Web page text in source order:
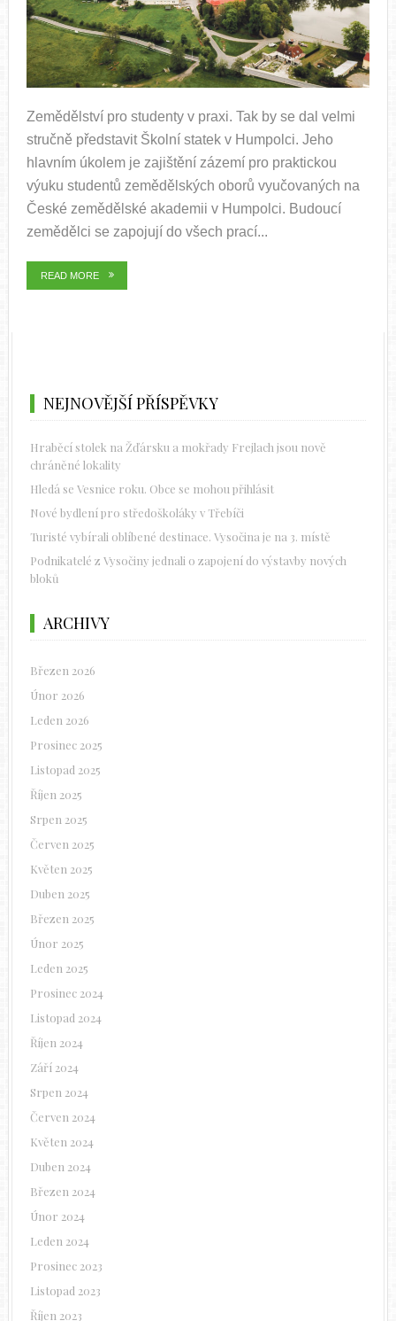
Zemědělství pro studenty v praxi. Tak by se dal velmi
stručně představit Školní statek v Humpolci. Jeho
hlavním úkolem je zajištění zázemí pro praktickou
výuku studentů zemědělských oborů vyučovaných na
České zemědělské akademii v Humpolci. Budoucí
zemědělci se zapojují do všech prací...
READ MORE
NEJNOVĚJŠÍ PŘÍSPĚVKY
Hraběcí stolek na Žďársku a mokřady Frejlach jsou nově
chráněné lokality
Hledá se Vesnice roku. Obce se mohou přihlásit
Nové bydlení pro středoškoláky v Třebíči
Turisté vybírali oblíbené destinace. Vysočina je na 3. místě
Podnikatelé z Vysočiny jednali o zapojení do výstavby nových
bloků
ARCHIVY
Březen 2026
Únor 2026
Leden 2026
Prosinec 2025
Listopad 2025
Říjen 2025
Srpen 2025
Červen 2025
Květen 2025
Duben 2025
Březen 2025
Únor 2025
Leden 2025
Prosinec 2024
Listopad 2024
Říjen 2024
Září 2024
Srpen 2024
Červen 2024
Květen 2024
Duben 2024
Březen 2024
Únor 2024
Leden 2024
Prosinec 2023
Listopad 2023
Říjen 2023